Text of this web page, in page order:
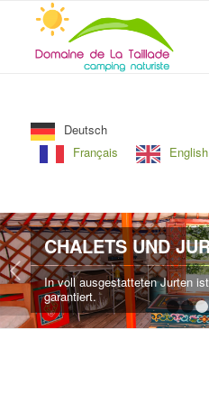
Deutsch
Français
English
UND JURTEN
Jurten ist ein Tapetenwechsel